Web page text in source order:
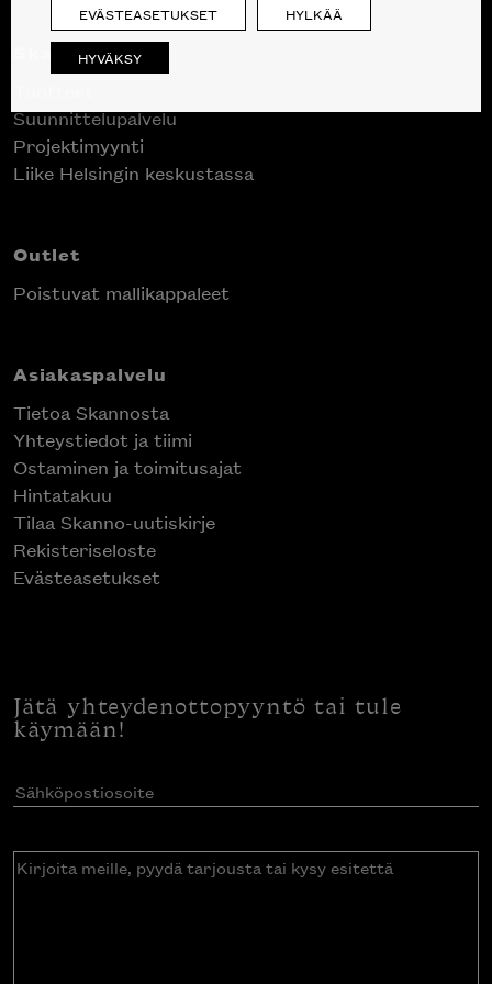
Skanno
Suunnittelupalvelu
Projektimyynti
Liike Helsingin keskustassa
Outlet
Poistuvat mallikappaleet
Asiakaspalvelu
Tietoa Skannosta
Yhteystiedot ja tiimi
Ostaminen ja toimitusajat
Hintatakuu
Tilaa Skanno-uutiskirje
Rekisteriseloste
Evästeasetukset
Jätä yhteydenottopyyntö tai tule
käymään!
Sähköpostiosoite(Pakollinen)
Kirjoita
EVÄSTEASETUKSET HYLKÄÄ
HYVÄKSY